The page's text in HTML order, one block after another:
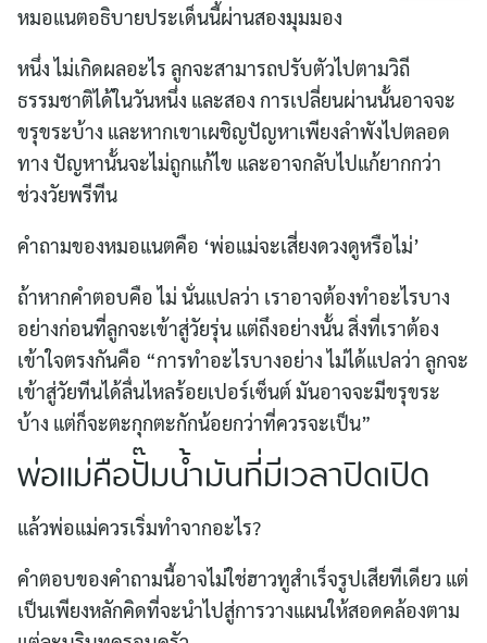
หมอแนตอธิบายประเด็นนี้ผ่านสองมุมมอง
หนึ่ง ไม่เกิดผลอะไร ลูกจะสามารถปรับตัวไปตามวิถี
ธรรมชาติได้ในวันหนึ่ง และสอง การเปลี่ยนผ่านนั้นอาจจะ
ขรุขระบ้าง และหากเขาเผชิญปัญหาเพียงลำพังไปตลอด
ทาง ปัญหานั้นจะไม่ถูกแก้ไข และอาจกลับไปแก้ยากกว่า
ช่วงวัยพรีทีน
คำถามของหมอแนตคือ ‘พ่อแม่จะเสี่ยงดวงดูหรือไม่’
ถ้าหากคำตอบคือ ไม่ นั่นแปลว่า เราอาจต้องทำอะไรบาง
อย่างก่อนที่ลูกจะเข้าสู่วัยรุ่น แต่ถึงอย่างนั้น สิ่งที่เราต้อง
เข้าใจตรงกันคือ “การทำอะไรบางอย่าง ไม่ได้แปลว่า ลูกจะ
เข้าสู่วัยทีนได้ลื่นไหลร้อยเปอร์เซ็นต์ มันอาจจะมีขรุขระ
บ้าง แต่ก็จะตะกุกตะกักน้อยกว่าที่ควรจะเป็น”
พ่อแม่คือปั๊มน้ำมันที่มีเวลาปิดเปิด
แล้วพ่อแม่ควรเริ่มทำจากอะไร?
คำตอบของคำถามนี้อาจไม่ใช่ฮาวทูสำเร็จรูปเสียทีเดียว แต่
เป็นเพียงหลักคิดที่จะนำไปสู่การวางแผนให้สอดคล้องตาม